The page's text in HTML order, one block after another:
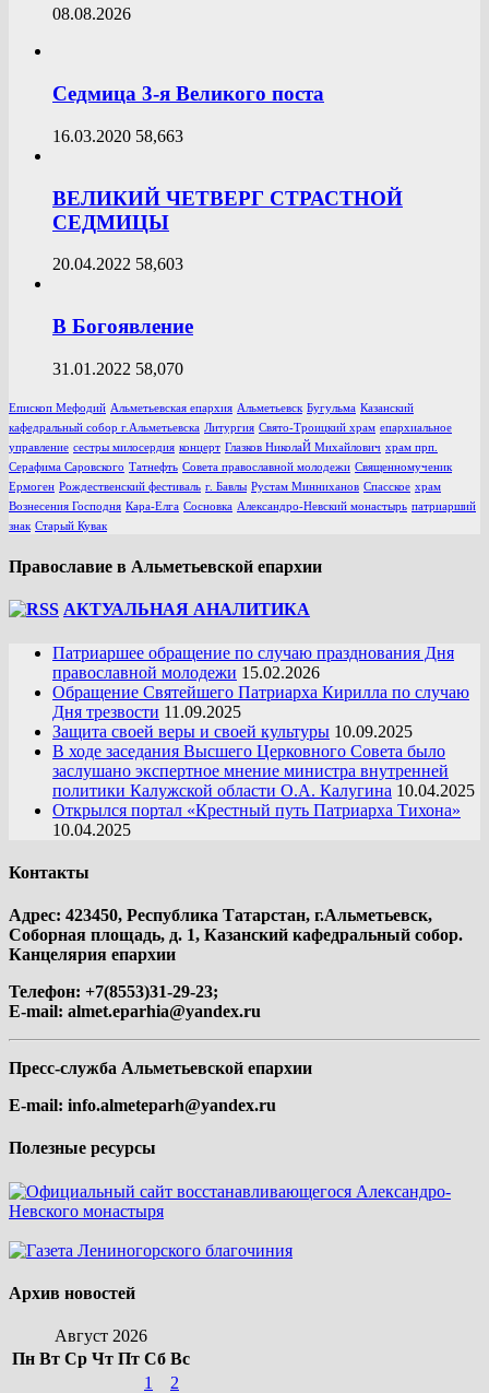
08.08.2026
Седмица 3-я Великого поста
16.03.2020 58,663
ВЕЛИКИЙ ЧЕТВЕРГ СТРАСТНОЙ
СЕДМИЦЫ
20.04.2022 58,603
В Богоявление
31.01.2022 58,070
Епископ Мефодий Альметьевская епархия Альметьевск Бугульма Казанский
кафедральный собор г.Альметьевска Литургия Свято-Троицкий храм епархиальное
управление сестры милосердия концерт Глазков НиколаЙ Михайлович храм прп.
Серафима Саровского Татнефть Совета православной молодежи Священномученик
Ермоген Рождественский фестиваль г. Бавлы Рустам Минниханов Спасское храм
Вознесения Господня Кара-Елга Сосновка Александро-Невский монастырь патриарший
знак Старый Кувак
Православие в Альметьевской епархии
АКТУАЛЬНАЯ АНАЛИТИКА
Патриаршее обращение по случаю празднования Дня
православной молодежи 15.02.2026
Обращение Святейшего Патриарха Кирилла по случаю
Дня трезвости 11.09.2025
Защита своей веры и своей культуры 10.09.2025
В ходе заседания Высшего Церковного Совета было
заслушано экспертное мнение министра внутренней
политики Калужской области О.А. Калугина 10.04.2025
Открылся портал «Крестный путь Патриарха Тихона»
10.04.2025
Контакты
Адрес: 423450, Республика Татарстан, г.Альметьевск,
Соборная площадь, д. 1, Казанский кафедральный собор.
Канцелярия епархии
Телефон: +7(8553)31-29-23;
E-mail: almet.eparhia@yandex.ru
Пресс-служба Альметьевской епархии
E-mail: info.almeteparh@yandex.ru
Полезные ресурсы
Архив новостей
Август 2026
Пн Вт Ср Чт Пт Сб Вс
1
2